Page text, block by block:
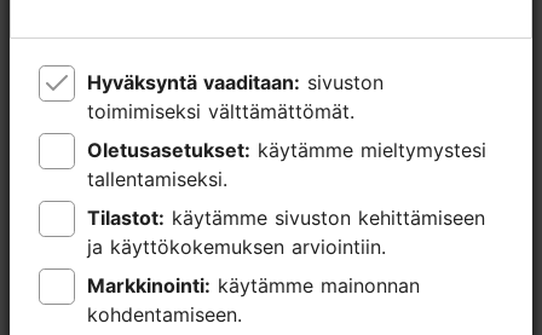
Hyväksyntä vaaditaan:
toimimiseksi välttämättömät.
Oletusasetukset:
tallentamiseksi.
Tilastot:
ja käyttökokemuksen arviointiin.
Markkinointi:
kohdentamiseen.
Hyväksyntä vaaditaan:
toimimiseksi välttämättömät.
Oletusasetukset:
tallentamiseksi.
Tilastot:
ja käyttökokemuksen arviointiin.
Markkinointi:
kohdentamiseen.